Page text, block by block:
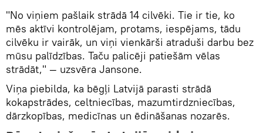
"No viņiem pašlaik strādā 14 cilvēki. Tie ir tie, ko
mēs aktīvi kontrolējam, protams, iespējams, tādu
cilvēku ir vairāk, un viņi vienkārši atraduši darbu bez
mūsu palīdzības. Taču palicēji patiešām vēlas
strādāt," — uzsvēra Jansone.
Viņa piebilda, ka bēgļi Latvijā parasti strādā
kokapstrādes, celtniecības, mazumtirdzniecības,
dārzkopības, medicīnas un ēdināšanas nozarēs.